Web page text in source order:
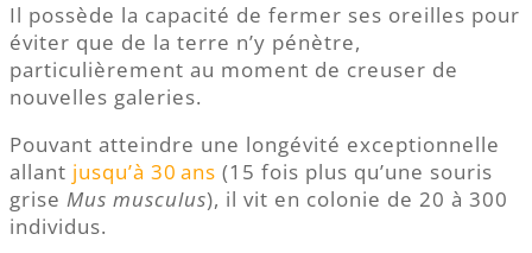
Il possède la capacité de fermer ses oreilles pour
éviter que de la terre n’y pénètre,
particulièrement au moment de creuser de
nouvelles galeries.
Pouvant atteindre une longévité exceptionnelle
allant jusqu’à 30 ans (15 fois plus qu’une souris
grise Mus musculus), il vit en colonie de 20 à 300
individus.